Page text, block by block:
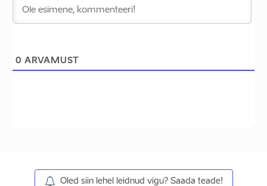
0 ARVAMUST
Oled siin lehel leidnud vigu? Saada teade!